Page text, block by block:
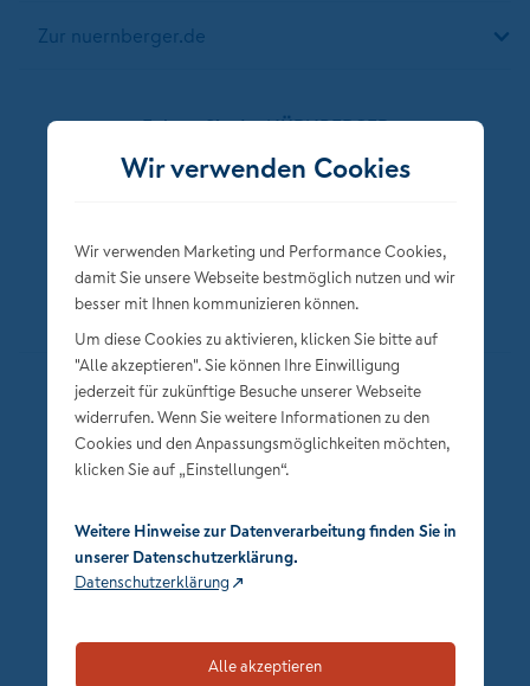
Zur nuernberger.de
Folgen Sie der NÜRNBERGER
Datenschutz
Impressum
Privatsphäre-Einstellungen
zum Seitenanfang
Wir verwenden Cookies
Wir verwenden Marketing und Performance Cookies,
damit Sie unsere Webseite bestmöglich nutzen und wir
besser mit Ihnen kommunizieren können.
Um diese Cookies zu aktivieren, klicken Sie bitte auf
"Alle akzeptieren". Sie können Ihre Einwilligung
jederzeit für zukünftige Besuche unserer Webseite
widerrufen. Wenn Sie weitere Informationen zu den
Cookies und den Anpassungsmöglichkeiten möchten,
klicken Sie auf „Einstellungen“.
Weitere Hinweise zur Datenverarbeitung finden Sie in
unserer Datenschutzerklärung.
Datenschutzerklärung
Alle akzeptieren